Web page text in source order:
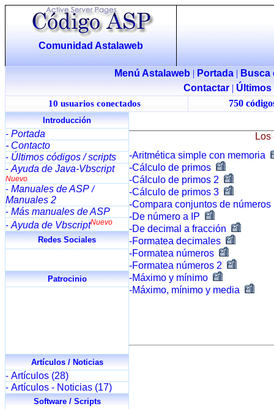
Comunidad Astalaweb
Menú Astalaweb | Portada | Busca
Contactar |
10 usuarios conectados 750
Introducción
- Portada
- Contacto
- Últimos códigos / scripts
- Ayuda de Java-Vbscript
Nuevo
- Manuales de ASP/
Manuales 2
- Más manuales de ASP
- Ayuda de VbscriptNuevo
Redes Sociales
Patrocinio
Artículos / Noticias
- Artículos (28)
- Artículos - Noticias (17)
Software / Scripts
-Aritmética simple con memoria
-Cálculo de primos
-Cálculo de primos 2
-Cálculo de primos 3
-Compara conjuntos de números
-De número a IP
-De decimal a fracción
-Formatea decimales
-Formatea números
-Formatea números 2
-Máximo y mínimo
-Máximo, mínimo y media